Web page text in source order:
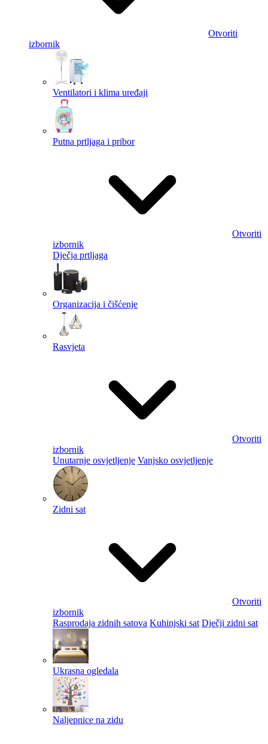
Otvoriti
izbornik
Ventilatori i klima uređaji
Putna prtljaga i pribor
Otvoriti
izbornik
Dječja prtljaga
Organizacija i čišćenje
Rasvjeta
Otvoriti
izbornik
Unutarnje osvjetljenje Vanjsko osvjetljenje
Zidni sat
Otvoriti
izbornik
Rasprodaja zidnih satova Kuhinjski sat Dječji zidni sat
Ukrasna ogledala
Naljepnice na zidu